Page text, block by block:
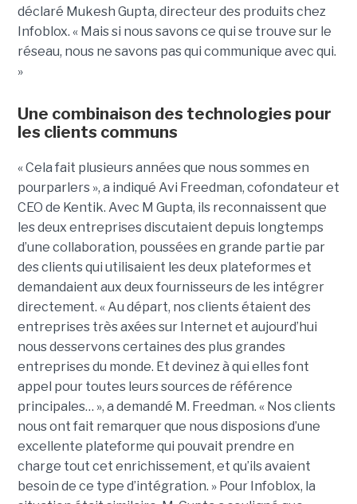
déclaré Mukesh Gupta, directeur des produits chez
Infoblox. « Mais si nous savons ce qui se trouve sur le
réseau, nous ne savons pas qui communique avec qui.
»
Une combinaison des technologies pour
les clients communs
« Cela fait plusieurs années que nous sommes en
pourparlers », a indiqué Avi Freedman, cofondateur et
CEO de Kentik. Avec M Gupta, ils reconnaissent que
les deux entreprises discutaient depuis longtemps
d’une collaboration, poussées en grande partie par
des clients qui utilisaient les deux plateformes et
demandaient aux deux fournisseurs de les intégrer
directement. « Au départ, nos clients étaient des
entreprises très axées sur Internet et aujourd’hui
nous desservons certaines des plus grandes
entreprises du monde. Et devinez à qui elles font
appel pour toutes leurs sources de référence
principales… », a demandé M. Freedman. « Nos clients
nous ont fait remarquer que nous disposions d’une
excellente plateforme qui pouvait prendre en
charge tout cet enrichissement, et qu’ils avaient
besoin de ce type d’intégration. » Pour Infoblox, la